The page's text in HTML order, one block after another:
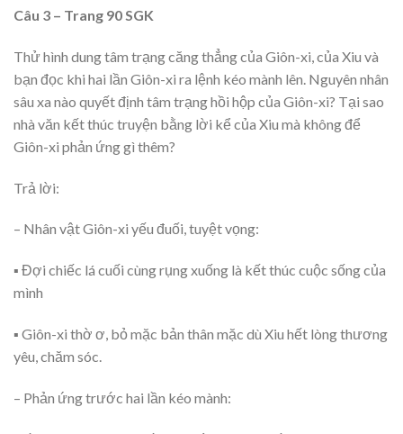
Câu 3 – Trang 90 SGK
Thử hình dung tâm trạng căng thẳng của Giôn-xi, của Xiu và
bạn đọc khi hai lần Giôn-xi ra lệnh kéo mành lên. Nguyên nhân
sâu xa nào quyết định tâm trạng hồi hộp của Giôn-xi? Tại sao
nhà văn kết thúc truyện bằng lời kể của Xiu mà không để
Giôn-xi phản ứng gì thêm?
Trả lời:
– Nhân vật Giôn-xi yếu đuối, tuyệt vọng:
▪ Đợi chiếc lá cuối cùng rụng xuống là kết thúc cuộc sống của
mình
▪ Giôn-xi thờ ơ, bỏ mặc bản thân mặc dù Xiu hết lòng thương
yêu, chăm sóc.
– Phản ứng trước hai lần kéo mành: